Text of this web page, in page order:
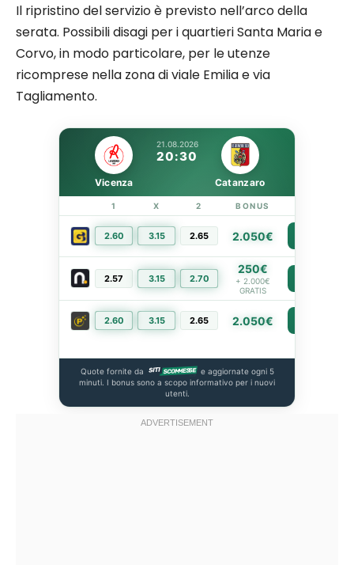
Il ripristino del servizio è previsto nell’arco della
serata. Possibili disagi per i quartieri Santa Maria e
Corvo, in modo particolare, per le utenze
ricomprese nella zona di viale Emilia e via
Tagliamento.
21.08.2026
20:30
Vicenza Catanzaro
1 X 2 BONUS
2.60 3.15 2.65 2.050€
2.57 3.15 2.70
250€
+ 2.000€
GRATIS
2.60 3.15 2.65 2.050€
Quote fornite da
e aggiornate ogni 5
minuti. I bonus sono a scopo informativo per i nuovi
utenti.